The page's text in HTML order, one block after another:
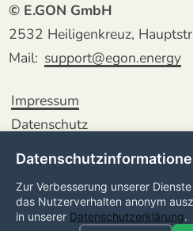
© E.GON GmbH
2532 Heiligenkreuz,
Mail: support@egon.energy
Impressum
Datenschutz
Zur Verbesserung unserer
das Nutzerverhalten anonym
in unserer Datenschutzerklärung.